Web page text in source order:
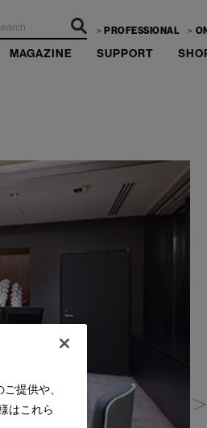
PROFESSIONAL
MAGAZINE SUPPORT
提供や、
はこれら